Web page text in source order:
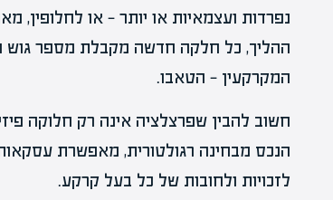
נפרדות ועצמאיות או יותר — או
ההליך, כל חלקה חדשה מקבלת מספר גוש
המקרקעין — הטאבו.
חשוב להבין שפרצלציה אינה רק חלוקה
הנכס מבחינה רגולטורית, מאפשרת
לזכויות ולחובות של כל בעל קרקע.